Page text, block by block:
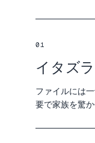
01
イタズ
ファイルには
要で家族を驚か